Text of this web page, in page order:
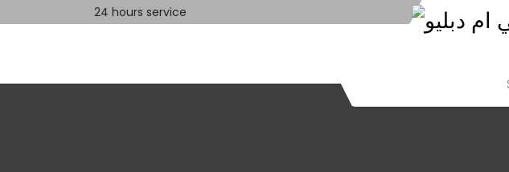
24 hours service